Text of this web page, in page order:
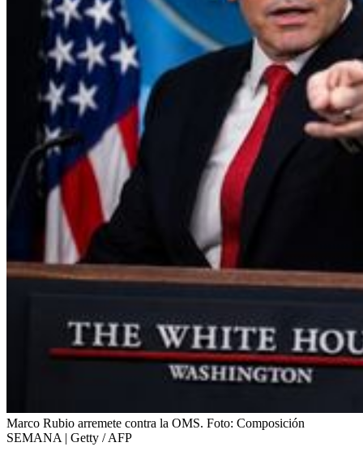
Marco Rubio arremete contra la OMS. Foto: Composición
SEMANA | Getty / AFP